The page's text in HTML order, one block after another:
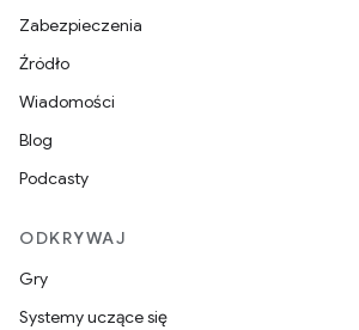
Zabezpieczenia
Źródło
Wiadomości
Blog
Podcasty
ODKRYWAJ
Gry
Systemy uczące się